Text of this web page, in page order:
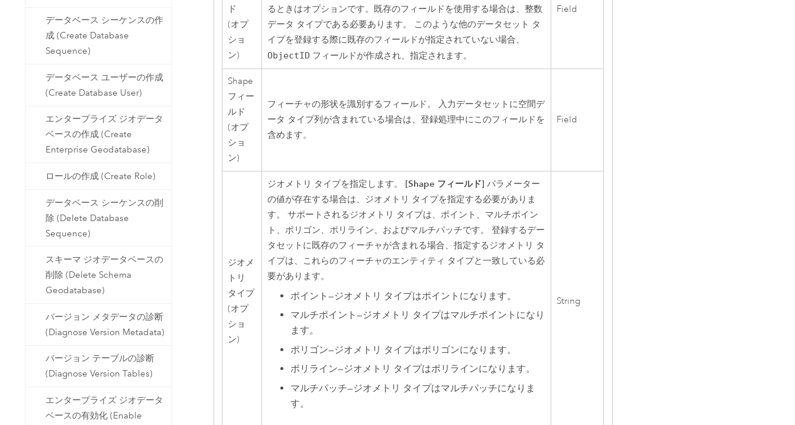
データベース シーケンスの作
成 (Create Database
Sequence)
データベース ユーザーの作成
(Create Database User)
エンタープライズ ジオデータ
ベースの作成 (Create
Enterprise Geodatabase)
ロールの作成 (Create Role)
データベース シーケンスの削
除 (Delete Database
Sequence)
スキーマ ジオデータベースの
削除 (Delete Schema
Geodatabase)
バージョン メタデータの診断
(Diagnose Version Metadata)
バージョン テーブルの診断
(Diagnose Version Tables)
エンタープライズ ジオデータ
ベースの有効化 (Enable
ド
(オプ
ショ
ン)
るときはオプションです。既存のフィールドを使用する場合は、整数
データ タイプである必要あります。 このような他のデータセット タ
イプを登録する際に既存のフィールドが指定されていない場合、
ObjectID フィールドが作成され、指定されます。
Field
Shape
フィー
ルド
(オプ
ショ
ン)
フィーチャの形状を識別するフィールド。 入力データセットに空間デ
ータ タイプ列が含まれている場合は、登録処理中にこのフィールドを
含めます。
Field
ジオメ
トリ
タイプ
(オプ
ショ
ン)
ジオメトリ タイプを指定します。 [Shape フィールド] パラメーター
の値が存在する場合は、ジオメトリ タイプを指定する必要がありま
す。 サポートされるジオメトリ タイプは、ポイント、マルチポイン
ト、ポリゴン、ポリライン、およびマルチパッチです。 登録するデー
タセットに既存のフィーチャが含まれる場合、指定するジオメトリ タ
イプは、これらのフィーチャのエンティティ タイプと一致している必
要があります。
ポイント —ジオメトリ タイプはポイントになります。
マルチポイント —ジオメトリ タイプはマルチポイントになり
ます。
ポリゴン—ジオメトリ タイプはポリゴンになります。
ポリライン—ジオメトリ タイプはポリラインになります。
マルチパッチ—ジオメトリ タイプはマルチパッチになりま
す。
String